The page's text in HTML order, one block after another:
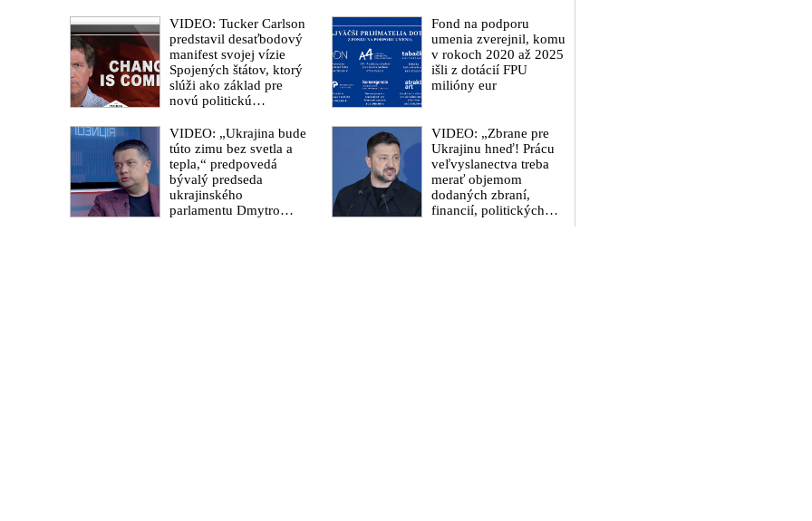
elektriny spojencom
USA v celom regióne
Američanov a myslím
si, že si zaslúžia poznať
pravdu,“ vyhlásil
senátor Rand Paul
Fond na podporu
umenia zverejnil, komu
v rokoch 2020 až 2025
išli z dotácií FPU
milióny eur
VIDEO: Tucker Carlson
predstavil desaťbodový
manifest svojej vízie
Spojených štátov, ktorý
slúži ako základ pre
novú politickú
odštiepeneckej frakcie
hnutia MAGA
VIDEO: „Zbrane pre
Ukrajinu hneď! Prácu
veľvyslanectva treba
merať objemom
dodaných zbraní,
financií, politických
VIDEO: „Ukrajina bude
túto zimu bez svetla a
tepla,“ predpovedá
bývalý predseda
ukrajinského
parlamentu Dmytro